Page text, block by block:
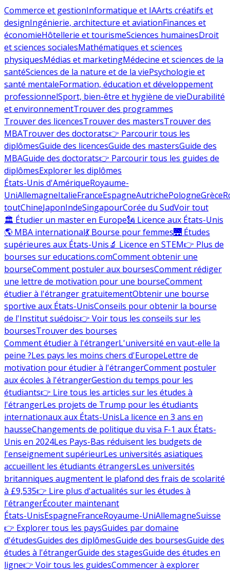
Commerce et gestionInformatique et IAArts créatifs et
designIngénierie, architecture et aviationFinances et
économieHôtellerie et tourismeSciences humainesDroit
et sciences socialesMathématiques et sciences
physiquesMédias et marketingMédecine et sciences de la
santéSciences de la nature et de la viePsychologie et
santé mentaleFormation, éducation et développement
professionnelSport, bien-être et hygiène de vieDurabilité
et environnementTrouver des programmes
Trouver des licencesTrouver des mastersTrouver des
MBATrouver des doctorats👉 Parcourir tous les
diplômesGuide des licencesGuide des mastersGuide des
MBAGuide des doctorats👉 Parcourir tous les guides de
diplômesExplorer les diplômes
États-Unis d'AmériqueRoyaume-
UniAllemagneItalieFranceEspagneAutrichePologneGrèce
toutChineJaponIndeSingapourCorée du SudVoir tout
🏛 Étudier un master en Europe🗽 Licence aux États-Unis
🌎 MBA international💃 Bourse pour femmes🌉 Études
supérieures aux États-Unis🔬 Licence en STEM👉 Plus de
bourses sur educations.comComment obtenir une
bourseComment postuler aux boursesComment rédiger
une lettre de motivation pour une bourseComment
étudier à l'étranger gratuitementObtenir une bourse
sportive aux États-UnisConseils pour obtenir la bourse
de l'Institut suédois👉 Voir tous les conseils sur les
boursesTrouver des bourses
Comment étudier à l'étrangerL'université en vaut-elle la
peine ?Les pays les moins chers d'EuropeLettre de
motivation pour étudier à l'étrangerComment postuler
aux écoles à l'étrangerGestion du temps pour les
étudiants👉 Lire tous les articles sur les études à
l'étrangerLes projets de Trump pour les étudiants
internationaux aux États-UnisLa licence en 3 ans en
hausseChangements de politique du visa F-1 aux États-
Unis en 2024Les Pays-Bas réduisent les budgets de
l'enseignement supérieurLes universités asiatiques
accueillent les étudiants étrangersLes universités
britanniques augmentent le plafond des frais de scolarité
à £9,535👉 Lire plus d'actualités sur les études à
l'étrangerÉcouter maintenant
États-UnisEspagneFranceRoyaume-UniAllemagneSuisse
👉 Explorer tous les paysGuides par domaine
d'étudesGuides des diplômesGuide des boursesGuide des
études à l'étrangerGuide des stagesGuide des études en
ligne👉 Voir tous les guidesCommencer à explorer